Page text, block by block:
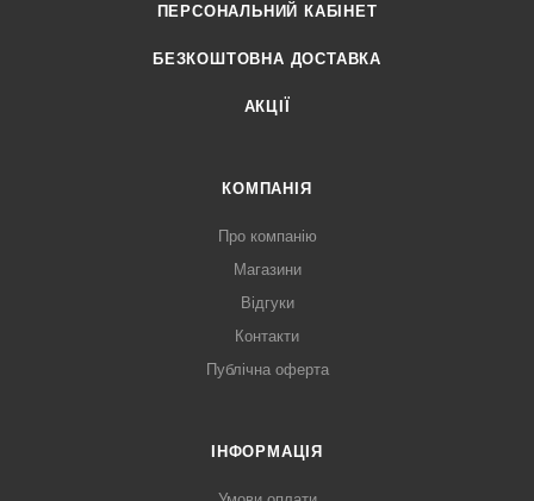
ПЕРСОНАЛЬНИЙ КАБІНЕТ
БЕЗКОШТОВНА ДОСТАВКА
АКЦІЇ
КОМПАНІЯ
Про компанію
Магазини
Відгуки
Контакти
Публічна оферта
ІНФОРМАЦІЯ